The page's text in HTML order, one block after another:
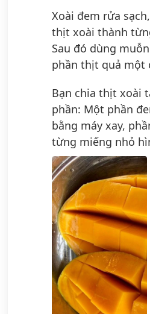
Xoài đem rửa
thịt xoài thành
Sau đó dùng
phần thịt quả một
Bạn chia thịt xoài
phần: Một phần
bằng máy xay,
từng miếng nhỏ